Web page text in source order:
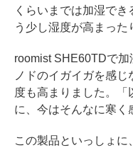
くらいまでは加湿で
う少し湿度が高まった
roomist SHE60TDで
ノドのイガイガを感
度も高まりました。
に、今はそんなに寒く
この製品といっしょ